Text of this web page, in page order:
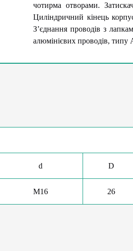
чотирма отворами.
Циліндричний кінець
З’єднання проводів з
алюмінієвих проводів,
d
D
М16 26